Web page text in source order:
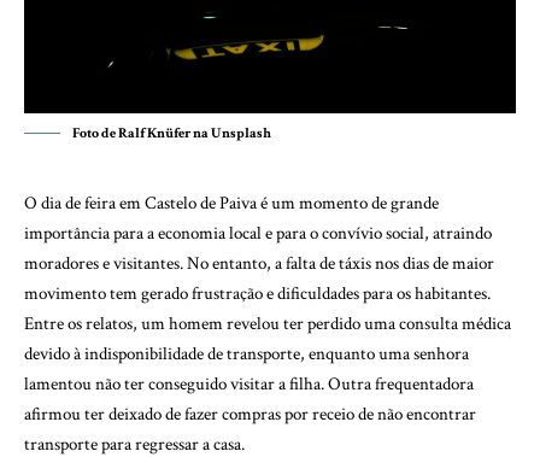
Foto de Ralf Knüfer na Unsplash
O dia de feira em Castelo de Paiva é um momento de grande
importância para a economia local e para o convívio social, atraindo
moradores e visitantes. No entanto, a falta de táxis nos dias de maior
movimento tem gerado frustração e dificuldades para os habitantes.
Entre os relatos, um homem revelou ter perdido uma consulta médica
devido à indisponibilidade de transporte, enquanto uma senhora
lamentou não ter conseguido visitar a filha. Outra frequentadora
afirmou ter deixado de fazer compras por receio de não encontrar
transporte para regressar a casa.